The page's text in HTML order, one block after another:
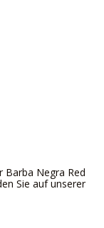
Barba Negra Red
Sie auf unserer